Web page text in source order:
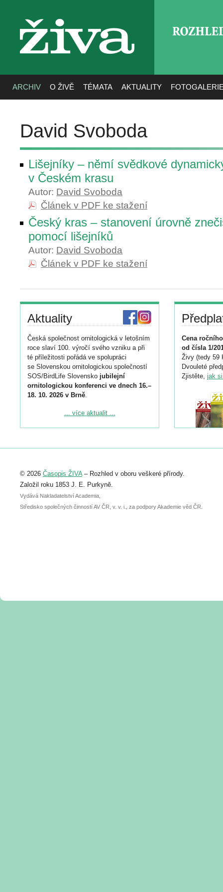
živa
ARCHIV O ŽIVĚ TÉMATA AKTUALITY
David Svoboda
Lišejníky – němí svědkové
v Českém krasu
Autor: David Svoboda
Článek v PDF ke stažení
Český kras – stanovení úrovně
pomocí lišejníků
Autor: David Svoboda
Článek v PDF ke stažení
Aktuality
Česká společnost ornitologická v letošním
roce slaví 100. výročí svého vzniku a při
té příležitosti pořádá ve spolupráci
se Slovenskou ornitologickou společností
SOS/BirdLife Slovensko jubilejní
ornitologickou konferenci ve dnech 16.–
18. 10. 2026 v Brně.
Podrobnější informace ke konferenci
Registrovat se můžete do 6. září.
abstraktu přihlášené přednášky nebo
posteru je už 30. června.
... více aktualit ...
Cena
od čísla 1/
Živy (tedy 59
Dvouleté
Zjistěte, jak
© 2026 Časopis ŽIVA– Rozhled v oboru veškeré přírody.
Založil roku 1853 J. E. Purkyně.
Vydává Nakladatelství Academia,
Středisko společných činností AV ČR, v. v. i., za podpory Akademie věd ČR.